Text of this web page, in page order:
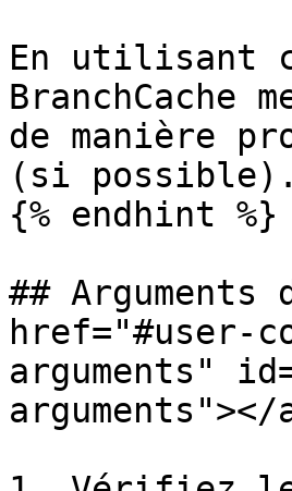
En utilisant
BranchCache
de manière
(si possible).
{% endhint %}
## Arguments
href="#user-
arguments"
arguments"></